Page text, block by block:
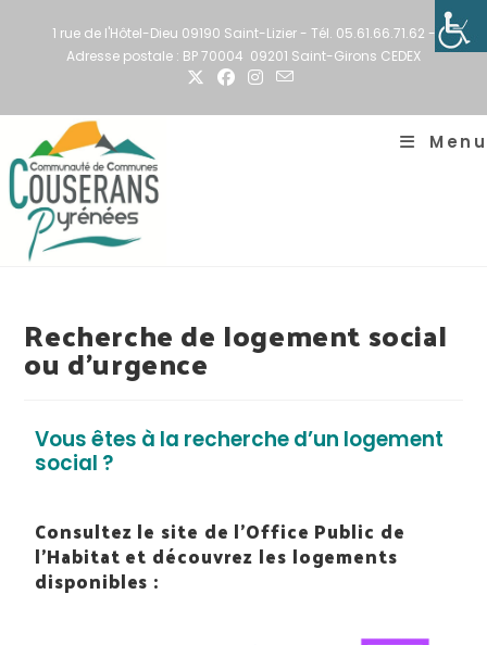
1 rue de l'Hôtel-Dieu 09190 Saint-Lizier - Tél. 05.61.66.71.62 -
Adresse postale : BP 70004 09201 Saint-Girons CEDEX
Menu
Recherche de logement social
ou d’urgence
Vous êtes à la recherche d’un logement
social ?
Consultez le site de l’Office Public de
l’Habitat et découvrez les logements
disponibles :